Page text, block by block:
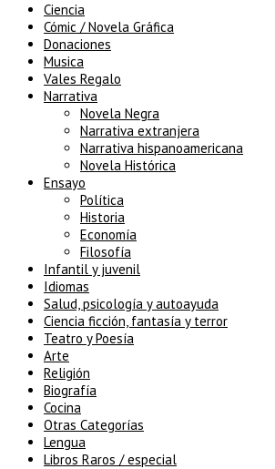
Ciencia
Cómic / Novela Gráfica
Donaciones
Musica
Vales Regalo
Narrativa
Novela Negra
Narrativa extranjera
Narrativa hispanoamericana
Novela Histórica
Ensayo
Política
Historia
Economía
Filosofía
Infantil y juvenil
Idiomas
Salud, psicología y autoayuda
Ciencia ficción, fantasía y terror
Teatro y Poesía
Arte
Religión
Biografía
Cocina
Otras Categorías
Lengua
Libros Raros / especial